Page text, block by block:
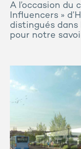
A l’occasion du
Influencers »
distingués dans
pour notre